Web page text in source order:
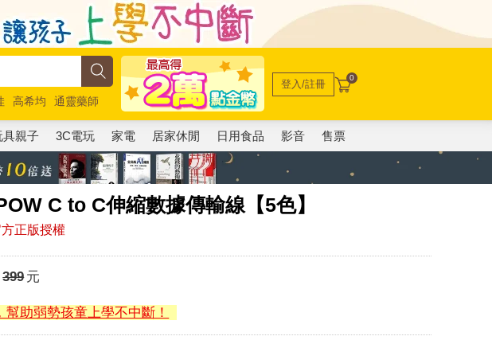
高希均
通靈藥師
登入/註冊 0
具親子 3C電玩 家電 居家休閒 日用食品 影音 售票
C to C伸縮數據傳輸線【5色】
正版授權
399元
助弱勢孩童上學不中斷！